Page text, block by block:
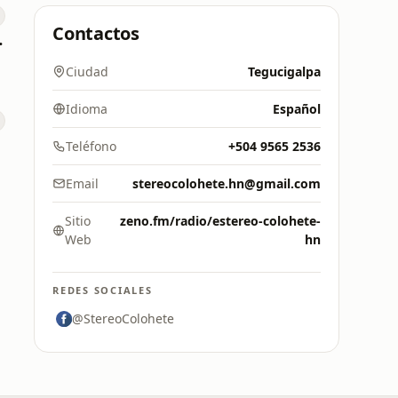
Contactos
Ciudad Tegucigalpa
Idioma Español
Teléfono +504 9565 2536
Email stereocolohete.hn@gmail.com
Sitio
Web
zeno.fm/radio/estereo-colohete-
hn
REDES SOCIALES
@StereoColohete